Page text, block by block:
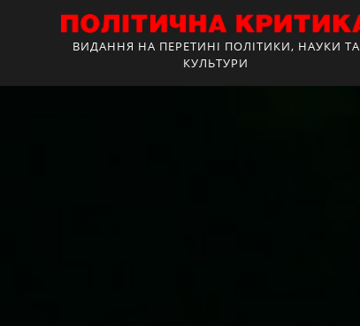
ВИДАННЯ НА ПЕРЕТИНІ ПОЛІТИКИ, НАУКИ ТА
КУЛЬТУРИ